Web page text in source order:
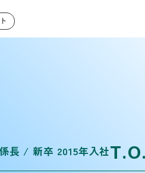
長 / 新卒 2015年入社T.O.